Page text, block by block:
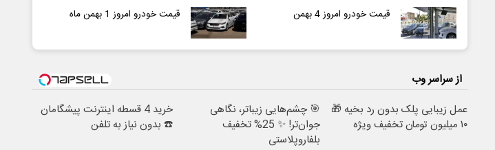
قیمت خودرو امروز 4 بهمن قیمت خودرو امروز 1 بهمن ماه
از سراسر وب
عمل زیبایی پلک بدون رد بخیه 🎁
۱۰ میلیون تومان تخفیف ویژه
🎯 چشم‌هایی زیباتر، نگاهی
جوان‌تر! ✨ 25% تخفیف
بلفاروپلاستی
خرید 4 قسطه اینترنت پیشگامان
☎️ بدون نیاز به تلفن